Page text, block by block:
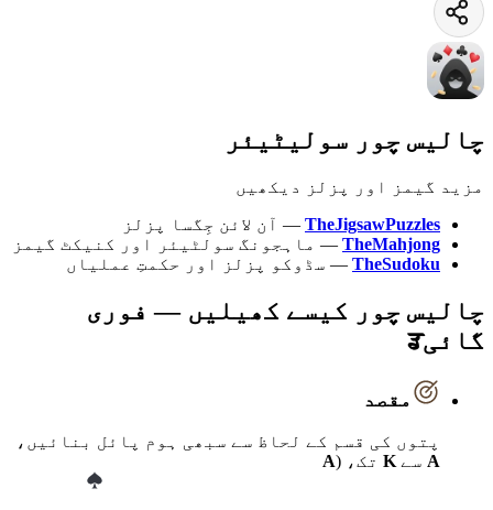
چالیس چور سولیٹیئر
مزید گیمز اور پزلز دیکھیں
TheJigsawPuzzles
— آن لائن جِگسا پزلز
TheMahjong
— ماہجونگ سولٹیئر اور کنیکٹ گیمز
TheSudoku
— سڈوکو پزلز اور حکمتِ عملیاں
چالیس چور کیسے کھیلیں — فوری
گائیਡ
مقصد
پتوں کی قسم کے لحاظ سے سبھی ہوم پائل بنائیں،
A سے K تک، (A